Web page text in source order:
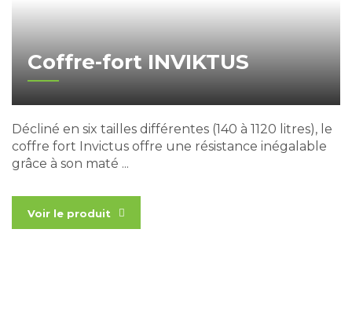
Coffre-fort INVIKTUS
Décliné en six tailles différentes (140 à 1120 litres), le
coffre fort Invictus offre une résistance inégalable
grâce à son maté ...
Voir le produit